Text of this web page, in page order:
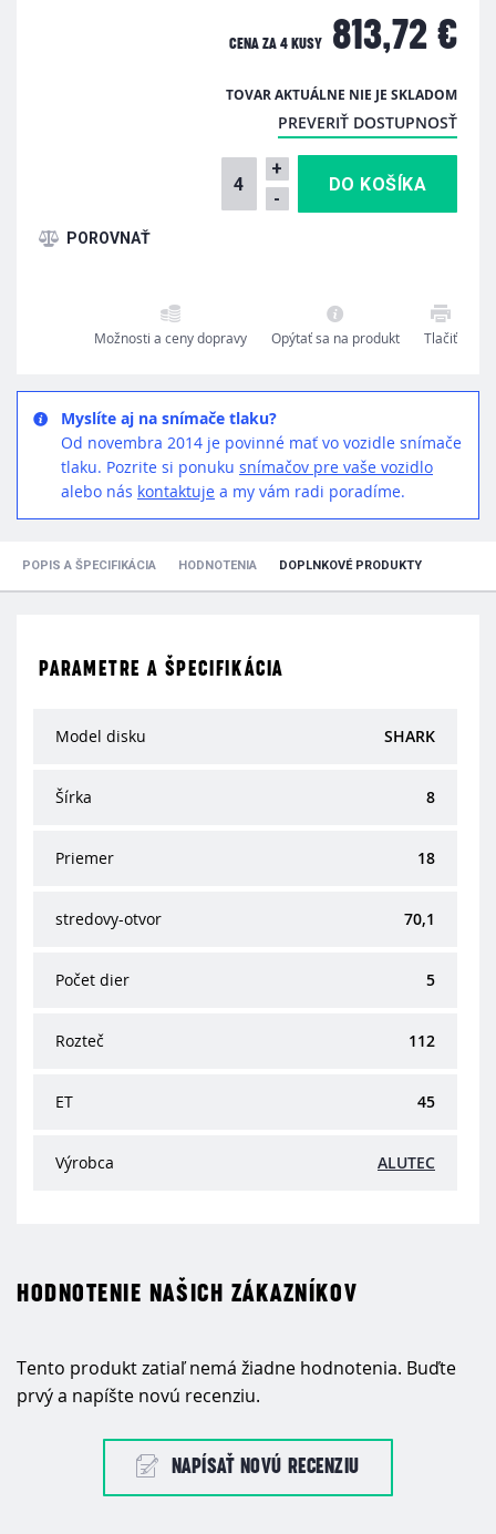
CENA ZA 4 KUSY 813,72 €
TOVAR AKTUÁLNE NIE JE SKLADOM
PREVERIŤ DOSTUPNOSŤ
+
-
Možnosti a ceny dopravy Opýtať sa na produkt Tlačiť
Myslíte aj na snímače tlaku?
Od novembra 2014 je povinné mať vo vozidle snímače
tlaku. Pozrite si ponuku snímačov pre vaše vozidlo
alebo nás kontaktuje a my vám radi poradíme.
POPIS A ŠPECIFIKÁCIA HODNOTENIA DOPLNKOVÉ PRODUKTY
PARAMETRE A ŠPECIFIKÁCIA
Model disku SHARK
Šírka 8
Priemer 18
stredovy-otvor 70,1
Počet dier 5
Rozteč 112
ET 45
Výrobca ALUTEC
HODNOTENIE NAŠICH ZÁKAZNÍKOV
Tento produkt zatiaľ nemá žiadne hodnotenia. Buďte
prvý a napíšte novú recenziu.
NAPÍSAŤ NOVÚ RECENZIU